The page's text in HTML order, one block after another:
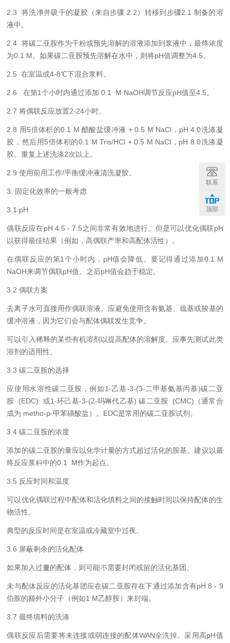
2.3将洗净并吸干的凝胶（来自步骤 2.2）转移到步骤2.1 制备的溶
液中。
2.4 将碳二亚胺作为干粉或预先溶解的溶液添加到浆液中，最终浓度
为0.1 M。如果碳二亚胺预先溶解在水中，则将pH值调整为4.5。
2.5在室温或4-8℃下混合浆料。
2.6 在第1个小时内通过添加 0.1 M NaOH调节反应pH值至4.5。
2.7将偶联反应放置2-24小时。
2.8 用5倍体积的0.1 M醋酸盐缓冲液 +0.5 M NaCl ， pH4 .0洗涤凝
胶，然后用5倍体积的0.1 M Tris/HCl + 0.5 M NaCl ， pH 8 .0洗涤凝
胶。重复上述洗涤2次以上。
2.9 使用前用工作/平衡缓冲液清洗凝胶。
3. 固定化效率的一般考虑
3.1 pH
偶联反应在pH 4.5 - 7.5之间非常有效地进行。但是可以优化偶联pH
以获得最佳结果（例如，高偶联产率和高配体活性）。
在偶联反应的第1 个小时内， pH值会降低。要记得通过添加0.1 M
NaOH来调节偶联pH值。之后pH值会趋于稳定。
3.2偶联方案
去离子水可直接用作偶联溶液。应避免使用含有氨基、巯基或羧基的
缓冲溶液，因为它们会与配体偶联发生竞争。
可以引入稀释的某些有机溶剂以提高配体的溶解度。应事先测试此类
溶剂的适用性。
3.3碳二亚胺的选择
应使用水溶性碳二亚胺，例如1‑乙基‑3‑(3‑二甲基氨基丙基)碳二亚
胺 (EDC) 或1‑环己基‑3‑(2‑吗啉代乙基)碳二亚胺 (CMC) （通常合
成为 metho‑p‑甲苯磺酸盐）。 EDC是常用的碳二亚胺试剂。
3.4碳二亚胺的浓度
添加的碳二亚胺的量应以化学计量的方式超过活化的胺基。建议以最
终反应浆料中的0.1 M作为起点。
3.5 反应时间和温度
可以优化偶联过程中配体和活化填料之间的接触时间以保持配体的生
物活性。
典型的反应时间是在室温或冷藏室中过夜。
3.6 屏蔽剩余的活化配体
如果加入过量的配体，则可能不需要封闭残留的活化基团。
未与配体反应的活化基团应在碳二亚胺存在下通过添加含有pH 8 - 9
伯胺的额外小分子（例如1 M乙醇胺）来封端。
3.7最终填料的洗涤
偶联反应后需要将未连接或弱连接的配体WAN全洗掉。采用高pH值
联系
顶部